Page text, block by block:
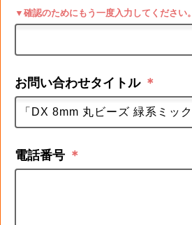
▼確認のためにもう一度入力してください。
お問い合わせタイトル ＊
電話番号 ＊